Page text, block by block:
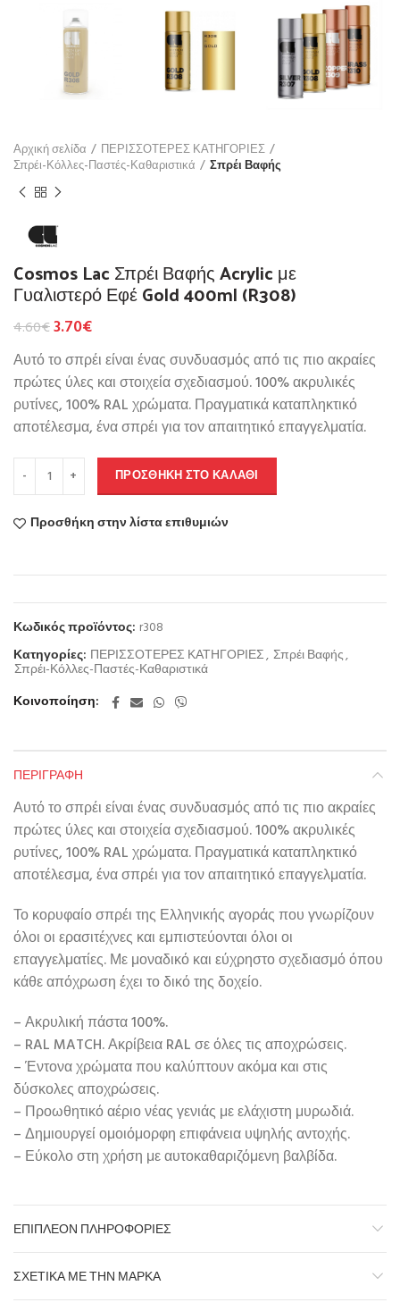
Αρχική σελίδα
ΠΕΡΙΣΣΟΤΕΡΕΣ ΚΑΤΗΓΟΡΙΕΣ
Σπρέι-Κόλλες-Παστές-Καθαριστικά
Σπρέι Βαφής
Cosmos Lac Σπρέι Βαφής Acrylic με
Γυαλιστερό Εφέ Gold 400ml (R308)
4.60€3.70€
Αυτό το σπρέι είναι ένας συνδυασμός από τις πιο ακραίες
πρώτες ύλες και στοιχεία σχεδιασμού. 100% ακρυλικές
ρυτίνες, 100% RAL χρώματα. Πραγματικά καταπληκτικό
αποτέλεσμα, ένα σπρέι για τον απαιτητικό επαγγελματία.
ΠΡΟΣΘΉΚΗ ΣΤΟ ΚΑΛΆΘΙ
Προσθήκη στην λίστα επιθυμιών
Κωδικός προϊόντος: r308
Κατηγορίες: ΠΕΡΙΣΣΟΤΕΡΕΣ ΚΑΤΗΓΟΡΙΕΣ, Σπρέι Βαφής,
Σπρέι-Κόλλες-Παστές-Καθαριστικά
Κοινοποίηση
ΠΕΡΙΓΡΑΦΉ
Αυτό το σπρέι είναι ένας συνδυασμός από τις πιο ακραίες
πρώτες ύλες και στοιχεία σχεδιασμού. 100% ακρυλικές
ρυτίνες, 100% RAL χρώματα. Πραγματικά καταπληκτικό
αποτέλεσμα, ένα σπρέι για τον απαιτητικό επαγγελματία.
Το κορυφαίο σπρέι της Ελληνικής αγοράς που γνωρίζουν
όλοι οι ερασιτέχνες και εμπιστεύονται όλοι οι
επαγγελματίες. Με μοναδικό και εύχρηστο σχεδιασμό όπου
κάθε απόχρωση έχει το δικό της δοχείο.
– Ακρυλική πάστα 100%.
– RAL MATCH. Ακρίβεια RAL σε όλες τις αποχρώσεις.
– Έντονα χρώματα που καλύπτουν ακόμα και στις
δύσκολες αποχρώσεις.
– Προωθητικό αέριο νέας γενιάς με ελάχιστη μυρωδιά.
– Δημιουργεί ομοιόμορφη επιφάνεια υψηλής αντοχής.
– Εύκολο στη χρήση με αυτοκαθαριζόμενη βαλβίδα.
ΕΠΙΠΛΈΟΝ ΠΛΗΡΟΦΟΡΊΕΣ
ΣΧΕΤΙΚΆ ΜΕ ΤΗΝ ΜΆΡΚΑ